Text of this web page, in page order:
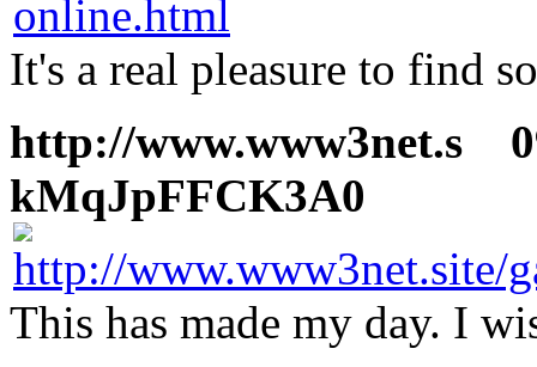
It's a real pleasure to find
http://www.www3net.s
kMqJpFFCK3A0
This has made my day. I